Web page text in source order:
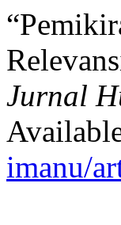
Jurnal
imanu/